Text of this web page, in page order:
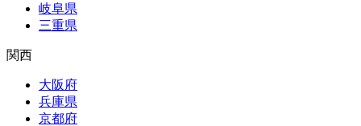
岐阜県
三重県
関西
大阪府
兵庫県
京都府